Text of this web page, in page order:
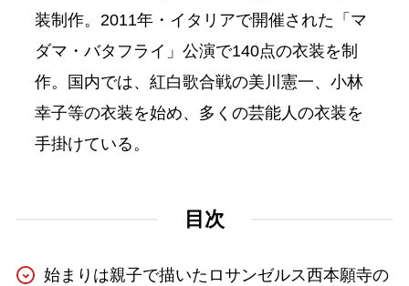
装制作。2011年・イタリアで開催された「マ
ダマ・バタフライ」公演で140点の衣装を制
作。国内では、紅白歌合戦の美川憲一、小林
幸子等の衣装を始め、多くの芸能人の衣装を
手掛けている。
目次
始まりは親子で描いたロサンゼルス西本願寺の